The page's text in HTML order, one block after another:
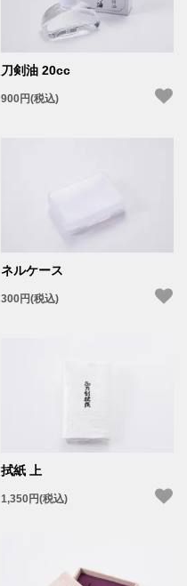
刀剣油 20cc
900円(税込)
ネルケース
300円(税込)
拭紙 上
1,350円(税込)